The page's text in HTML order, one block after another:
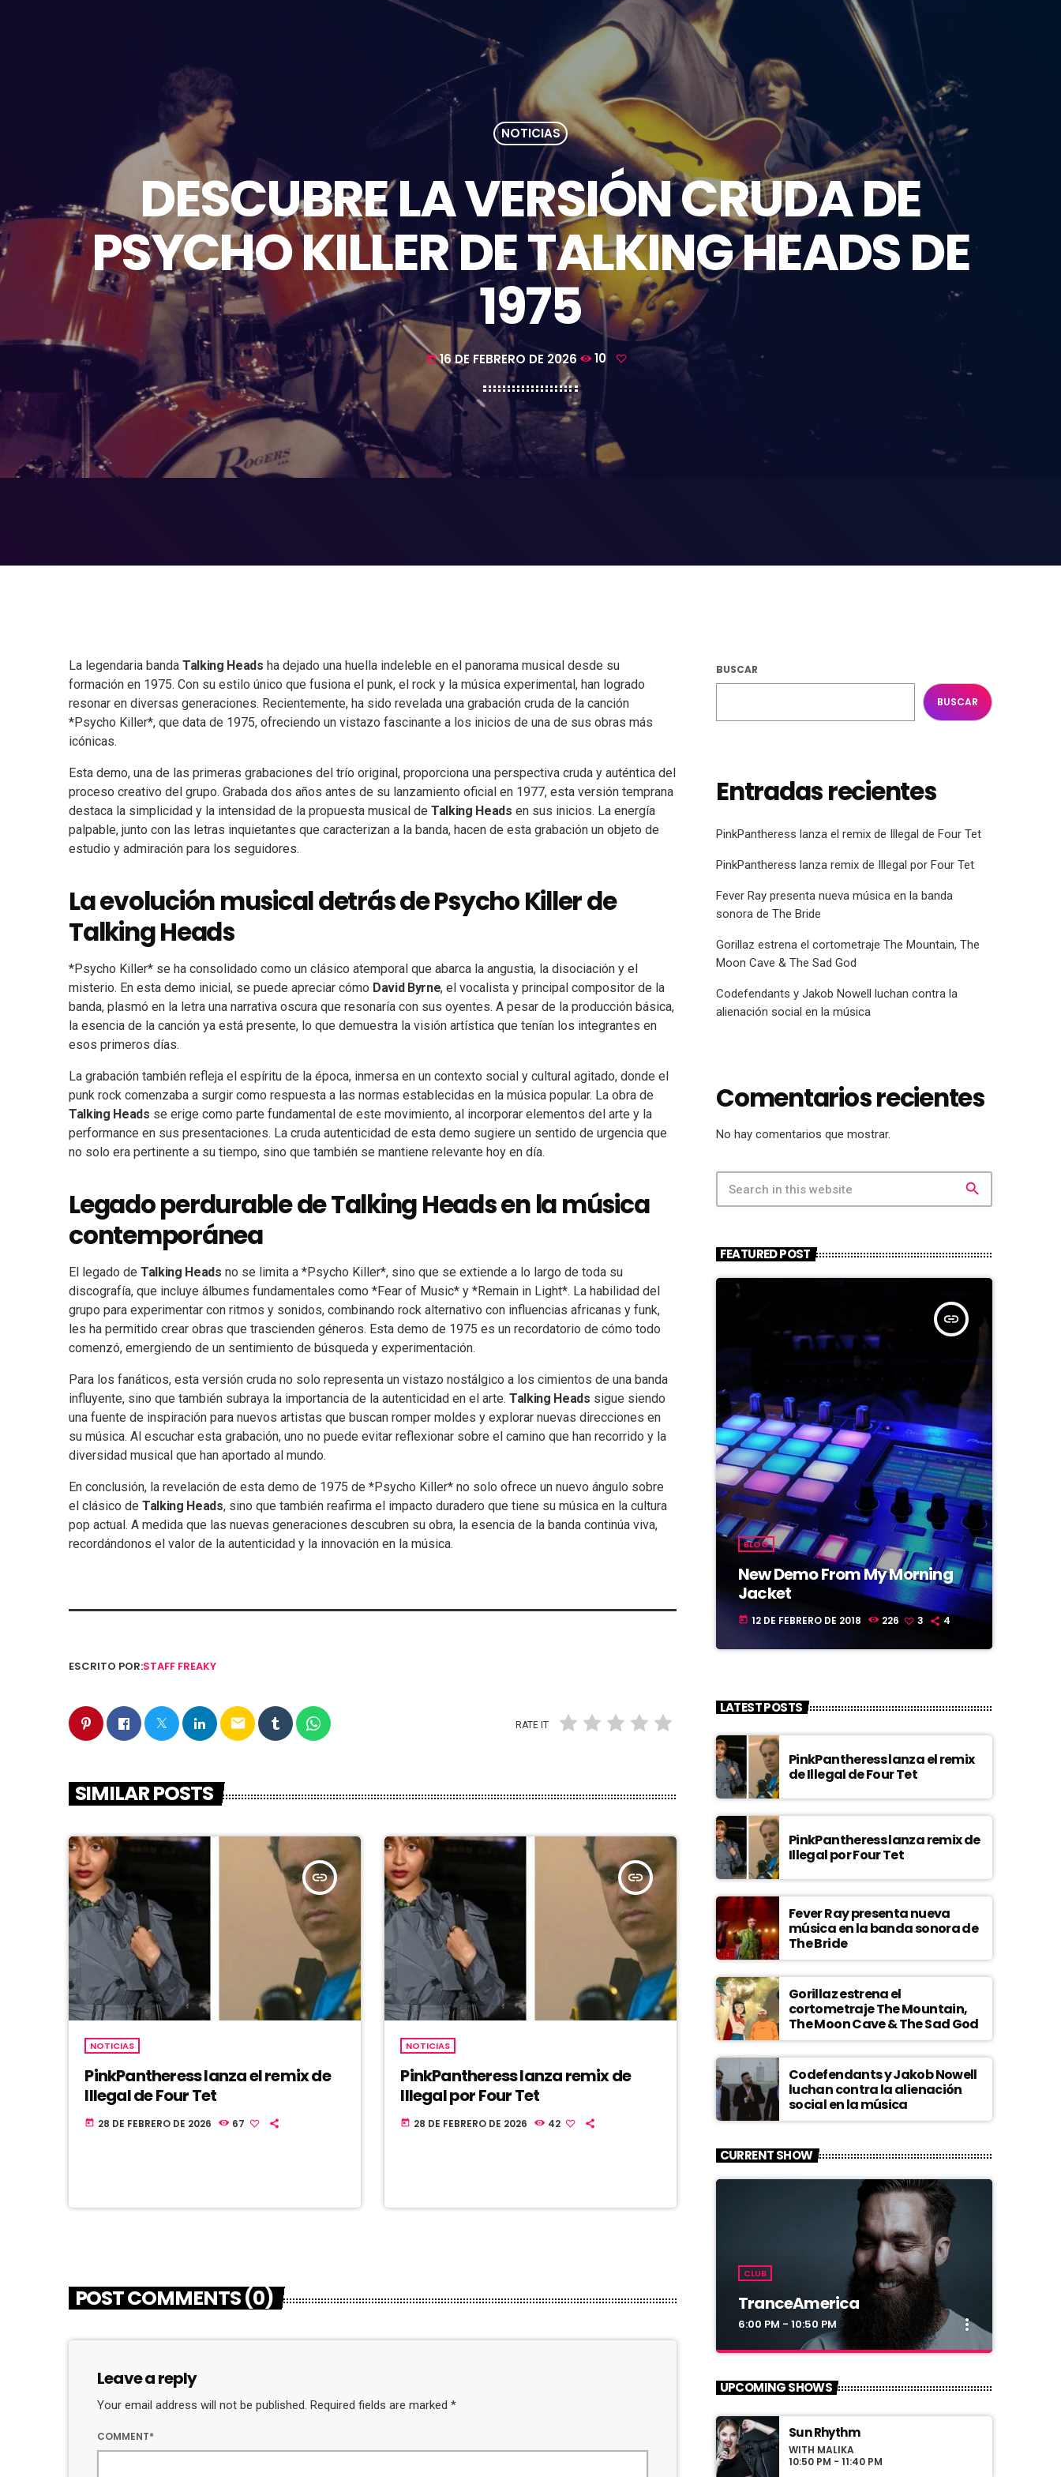
NOTICIAS
DESCUBRE LA VERSIÓN CRUDA DE
PSYCHO KILLER DE TALKING HEADS DE
1975
today 16 DE FEBRERO DE 2026 10
La legendaria banda Talking Heads ha dejado una huella indeleble en el panorama musical desde su
formación en 1975. Con su estilo único que fusiona el punk, el rock y la música experimental, han logrado
resonar en diversas generaciones. Recientemente, ha sido revelada una grabación cruda de la canción
*Psycho Killer*, que data de 1975, ofreciendo un vistazo fascinante a los inicios de una de sus obras más
icónicas.
Esta demo, una de las primeras grabaciones del trío original, proporciona una perspectiva cruda y auténtica del
proceso creativo del grupo. Grabada dos años antes de su lanzamiento oficial en 1977, esta versión temprana
destaca la simplicidad y la intensidad de la propuesta musical de Talking Heads en sus inicios. La energía
palpable, junto con las letras inquietantes que caracterizan a la banda, hacen de esta grabación un objeto de
estudio y admiración para los seguidores.
La evolución musical detrás de Psycho Killer de
Talking Heads
*Psycho Killer* se ha consolidado como un clásico atemporal que abarca la angustia, la disociación y el
misterio. En esta demo inicial, se puede apreciar cómo David Byrne, el vocalista y principal compositor de la
banda, plasmó en la letra una narrativa oscura que resonaría con sus oyentes. A pesar de la producción básica,
la esencia de la canción ya está presente, lo que demuestra la visión artística que tenían los integrantes en
esos primeros días.
La grabación también refleja el espíritu de la época, inmersa en un contexto social y cultural agitado, donde el
punk rock comenzaba a surgir como respuesta a las normas establecidas en la música popular. La obra de
Talking Heads se erige como parte fundamental de este movimiento, al incorporar elementos del arte y la
performance en sus presentaciones. La cruda autenticidad de esta demo sugiere un sentido de urgencia que
no solo era pertinente a su tiempo, sino que también se mantiene relevante hoy en día.
Legado perdurable de Talking Heads en la música
contemporánea
El legado de Talking Heads no se limita a *Psycho Killer*, sino que se extiende a lo largo de toda su
discografía, que incluye álbumes fundamentales como *Fear of Music* y *Remain in Light*. La habilidad del
grupo para experimentar con ritmos y sonidos, combinando rock alternativo con influencias africanas y funk,
les ha permitido crear obras que trascienden géneros. Esta demo de 1975 es un recordatorio de cómo todo
comenzó, emergiendo de un sentimiento de búsqueda y experimentación.
Para los fanáticos, esta versión cruda no solo representa un vistazo nostálgico a los cimientos de una banda
influyente, sino que también subraya la importancia de la autenticidad en el arte. Talking Heads sigue siendo
una fuente de inspiración para nuevos artistas que buscan romper moldes y explorar nuevas direcciones en
su música. Al escuchar esta grabación, uno no puede evitar reflexionar sobre el camino que han recorrido y la
diversidad musical que han aportado al mundo.
En conclusión, la revelación de esta demo de 1975 de *Psycho Killer* no solo ofrece un nuevo ángulo sobre
el clásico de Talking Heads, sino que también reafirma el impacto duradero que tiene su música en la cultura
pop actual. A medida que las nuevas generaciones descubren su obra, la esencia de la banda continúa viva,
recordándonos el valor de la autenticidad y la innovación en la música.
ESCRITO POR:STAFF FREAKY
email RATE IT
SIMILAR POSTS
insert_link
NOTICIAS
PinkPantheress lanza el remix de
Illegal de Four Tet
today 28 DE FEBRERO DE 2026 67
insert_link
NOTICIAS
PinkPantheress lanza remix de
Illegal por Four Tet
today 28 DE FEBRERO DE 2026 42
POST COMMENTS (0)
Leave a reply
Your email address will not be published. Required fields are marked *
COMMENT*
BUSCAR
BUSCAR
Entradas recientes
PinkPantheress lanza el remix de Illegal de Four Tet
PinkPantheress lanza remix de Illegal por Four Tet
Fever Ray presenta nueva música en la banda
sonora de The Bride
Gorillaz estrena el cortometraje The Mountain, The
Moon Cave & The Sad God
Codefendants y Jakob Nowell luchan contra la
alienación social en la música
Comentarios recientes
No hay comentarios que mostrar.
search
FEATURED POST
insert_link
BLOG
New Demo From My Morning
Jacket
today 12 DE FEBRERO DE 2018 226 3 4
LATEST POSTS
PinkPantheress lanza el remix
de Illegal de Four Tet
PinkPantheress lanza remix de
Illegal por Four Tet
Fever Ray presenta nueva
música en la banda sonora de
The Bride
Gorillaz estrena el
cortometraje The Mountain,
The Moon Cave & The Sad God
Codefendants y Jakob Nowell
luchan contra la alienación
social en la música
CURRENT SHOW
CLUB
TranceAmerica
6:00 PM - 10:50 PM more_vert
TranceAmerica
For every Show page the timetable is
auomatically generated from the schedule,
and you can set automatic carousels of
UPCOMING SHOWS
Sun Rhythm
WITH MALIKA
10:50 PM - 11:40 PM